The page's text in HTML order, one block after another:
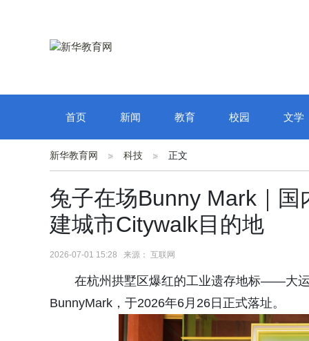
首页 新闻 教育 校园 文学
新华教育网 科技 正文
兔子在场Bunny Mark｜
建城市Citywalk目的地
2026-07-01 15:28 来源： 互联网
在杭州拱墅区爆红的工业遗存地标——大
BunnyMark，于2026年6月26日正式落址。